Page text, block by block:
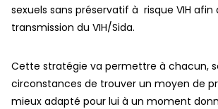
sexuels sans préservatif à risque VIH afin
transmission du VIH/Sida.
Cette stratégie va permettre à chacun,
circonstances de trouver un moyen de
mieux adapté pour lui à un moment